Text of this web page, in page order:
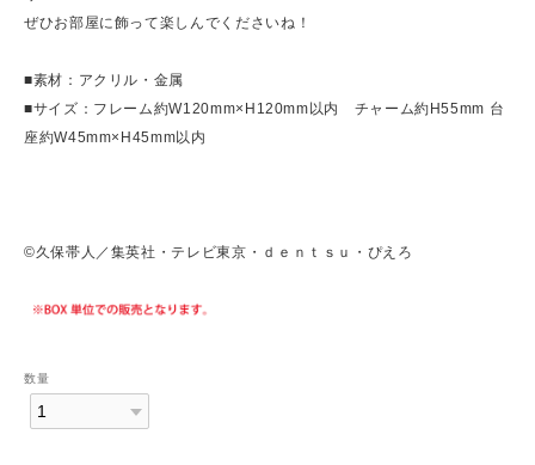
ぜひお部屋に飾って楽しんでくださいね！
■素材：アクリル・金属
■サイズ：フレーム約W120mm×H120mm以内 チャーム約H55mm 台
座約W45mm×H45mm以内
©久保帯人／集英社・テレビ東京・ｄｅｎｔｓｕ・ぴえろ
数量